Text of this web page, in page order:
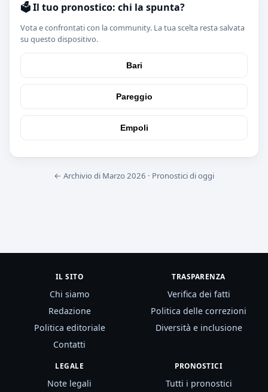
🗳️ Il tuo pronostico: chi la spunta?
Vota e confrontati con la community. La tua scelta resta salvata
su questo dispositivo.
Bari
Pareggio
Empoli
← Archivio di Marzo 2026 · Pronostici di oggi
IL SITO
Chi siamo
Redazione
Politica editoriale
Contatti
TRASPARENZA
Verifica dei fatti
Politica delle correzioni
Diversità e inclusione
LEGALE
Note legali
PRONOSTICI
Tutti i pronostici